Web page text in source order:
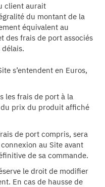
client aurait
du montant de la
équivalent au
des frais de port associés
s’entendent en Euros,
les frais de port à la
prix du produit affiché
de port compris, sera
au Site avant
de sa commande.
le droit de modifier
En cas de hausse de